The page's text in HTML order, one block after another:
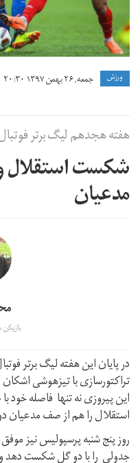
ورزش جمعه, ۲۶ بهمن ۱۳۹۷ ۲۰:۳۰
هفته هجدهم لیگ برتر
شکست
مدعیان
در پایان این هفته لیگ برتر
تراکتورسازی با تیزهوشی
این پیروزی نه تنها فاصله
استقلال را هم از صف مدعیان
روز پنج شنبه پرسپولیس نیز